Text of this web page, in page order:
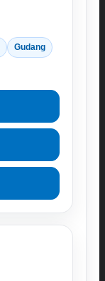
Gudang